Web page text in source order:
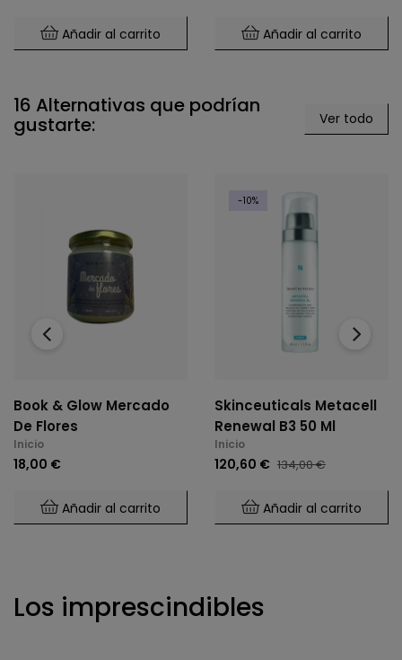
Añadir al carrito Añadir al carrito
16 Alternativas que podrían
gustarte: Ver todo
Book & Glow Mercado
De Flores
Inicio
18,00 €
Añadir al carrito
-10%
Skinceuticals Metacell
Renewal B3 50 Ml
Inicio
120,60 € 134,00 €
Añadir al carrito
‹ ›
Los imprescindibles